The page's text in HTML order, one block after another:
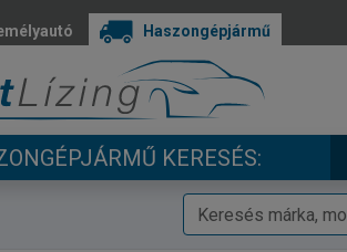
Haszongépjármű
KERESÉS: